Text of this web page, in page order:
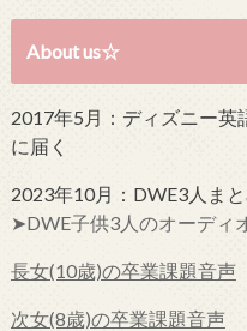
About us☆
2017年5月：ディズニー英
に届く
2023年10月：DWE3人ま
➤DWE子供3人のオーディ
長女(10歳)の卒業課題音声
次女(8歳)の卒業課題音声